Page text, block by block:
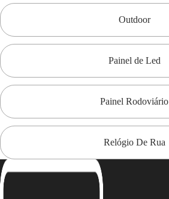
Outdoor
Painel de Led
Painel Rodoviário
Relógio De Rua